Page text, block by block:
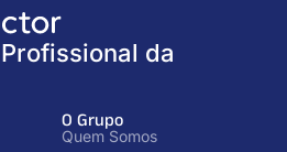
da
O Grupo
Quem Somos